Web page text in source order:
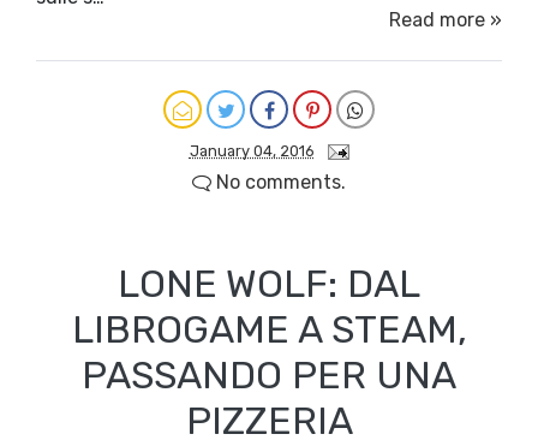
Read more »
January 04, 2016
No comments.
LONE WOLF: DAL
LIBROGAME A STEAM,
PASSANDO PER UNA
PIZZERIA